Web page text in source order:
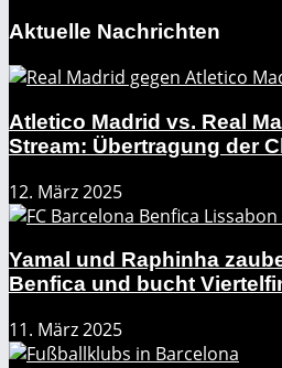
Aktuelle Nachrichten
Atletico Madrid vs. Real
Stream: Übertragung der
12. März 2025
Yamal und Raphinha
Benfica und bucht
11. März 2025